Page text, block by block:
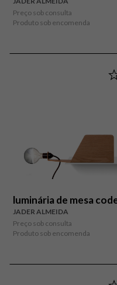
Preço sob consulta
Produto sob encomenda
luminária de mesa
JADER ALMEIDA
Preço sob consulta
Produto sob encomenda